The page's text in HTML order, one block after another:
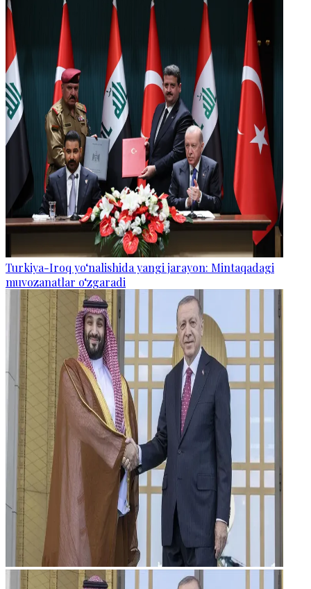
Turkiya-Iroq yo‘nalishida yangi jarayon: Mintaqadagi
muvozanatlar o‘zgaradi